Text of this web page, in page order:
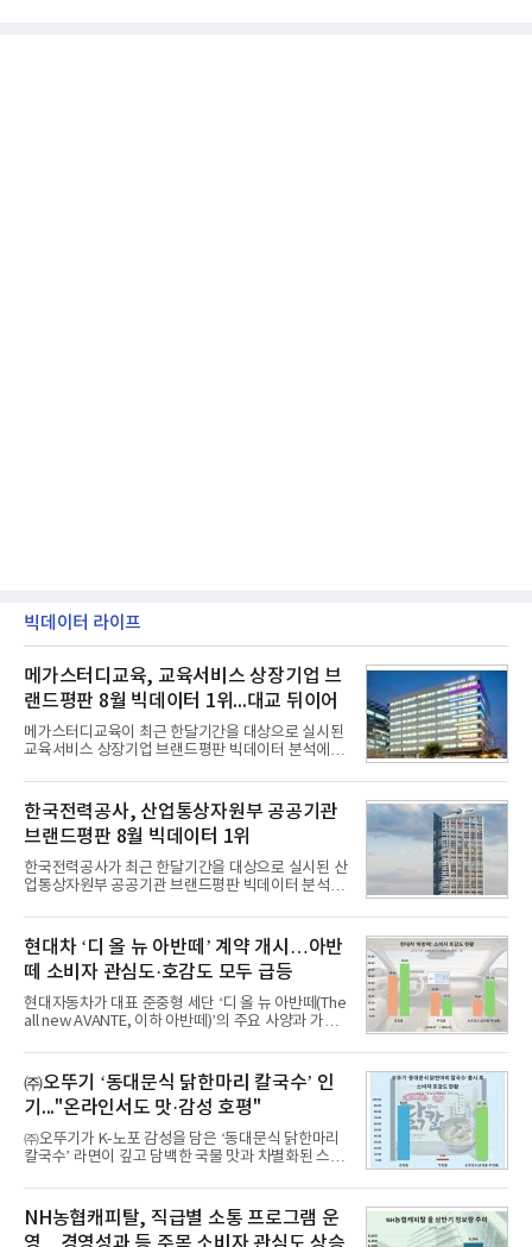
빅데이터 라이프
메가스터디교육, 교육서비스 상장기업 브
랜드평판 8월 빅데이터 1위...대교 뒤이어
메가스터디교육이 최근 한달기간을 대상으로 실시된
교육서비스 상장기업 브랜드평판 빅데이터 분석에서
일 한국기업평판연구소(소장 구창환)는 국내 교육서
비스 상장기업 브랜드를 대상으로 지난 7월 7일부터
8월 7일까지 수집된 소비자 빅데이터 10,074,233건
을 분석한 결과, 메가스터디교육이 브랜드평판지수
1,710,926을 기록하며 8월 1위에 올랐다고 밝혔다.
분석에 활용된 빅데이터는 지난 7월(9,491,206건) 대
비 6.14% 증가한 수치로, 교육서비스 상장기업 브랜
디교육, 대교, 디지
한국전력공사, 산업통상자원부 공공기관
브랜드평판 8월 빅데이터 1위
한국전력공사가 최근 한달기간을 대상으로 실시된 산
업통상자원부 공공기관 브랜드평판 빅데이터 분석에
이 순으로 뒤를 이었다.7일 한국기업평판연구소(소장
구창환)는 산업통상자원부 공공기관 41개 브랜드를
대상으로 지난 7월 7일부터 8월 7일까지 수집된 소비
자 빅데이터 91,102,549건을 분석한 결과, 한국전력
공사가 브랜드평판지수 10,670,633을 기록하며 8월
1위에 올랐다고 밝혔다. 분석에 활용된 빅데이터는 지
난 7월(88,893,823건) 대비 2.48% 증가한 수치다.연
수력원자력, 한국석
현대차 ‘디 올 뉴 아반떼’ 계약 개시…아반
떼 소비자 관심도·호감도 모두 급등
현대자동차가 대표 준중형 세단 ‘디 올 뉴 아반떼(The
all new AVANTE, 이하 아반떼)’의 주요 사양과 가격
떼는 6년 만에 선보이는 8세대 완전변경 모델로, ▲정
교한 선과 면을 중심으로 완성한 파격적인 디자인 ▲
과거 중형 세단 수준으로 확대된 차체 제원 ▲글로벌
최고 수준의 안전성 ▲성능과 효율을 동시에 높인 주
행 완성도 ▲첨단 편의 및 디지털 사양 적용 등을 통해
글로벌 준중형 세단의 새로운 기준을 세웠다.아반떼
는 가솔린 2.0과 1.6 하이브리드 두 가지 파워트레인
넘
㈜오뚜기 ‘동대문식 닭한마리 칼국수’ 인
기..."온라인서도 맛·감성 호평"
㈜오뚜기가 K-노포 감성을 담은 ‘동대문식 닭한마리
칼국수’ 라면이 깊고 담백한 국물 맛과 차별화된 스토
혔다.‘동대문식 닭한마리 칼국수’는 예상을 뛰어넘는
소비자 호응에 힘입어 지난 7월 13일 첫 선을 보인 지
단 18일 만에 누적 판매량 50만 개를 돌파하는 성과를
NH농협캐피탈, 직급별 소통 프로그램 운